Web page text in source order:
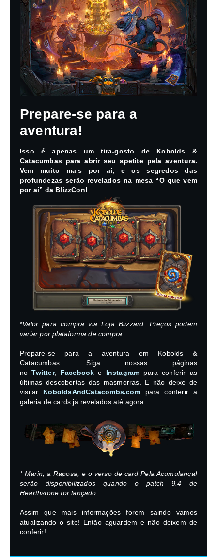
Prepare-se para a
aventura!
Isso é apenas um tira-gosto de Kobolds &
Catacumbas para abrir seu apetite pela aventura.
Vem muito mais por aí, e os segredos das
profundezas serão revelados na mesa “O que vem
por aí” da BlizzCon!
*Valor para compra via Loja Blizzard. Preços podem
variar por plataforma de compra.
Prepare-se para a aventura em Kobolds &
Catacumbas. Siga nossas páginas
noTwitter, Facebook e Instagram para conferir as
últimas descobertas das masmorras. E não deixe de
visitar KoboldsAndCatacombs.compara conferir a
galeria de cards já revelados até agora.
* Marin, a Raposa, e o verso de card Pela Acumulança!
serão disponibilizados quando o patch 9.4 de
Hearthstone for lançado.
Assim que mais informações forem saindo vamos
atualizando o site! Então aguardem e não deixem de
conferir!